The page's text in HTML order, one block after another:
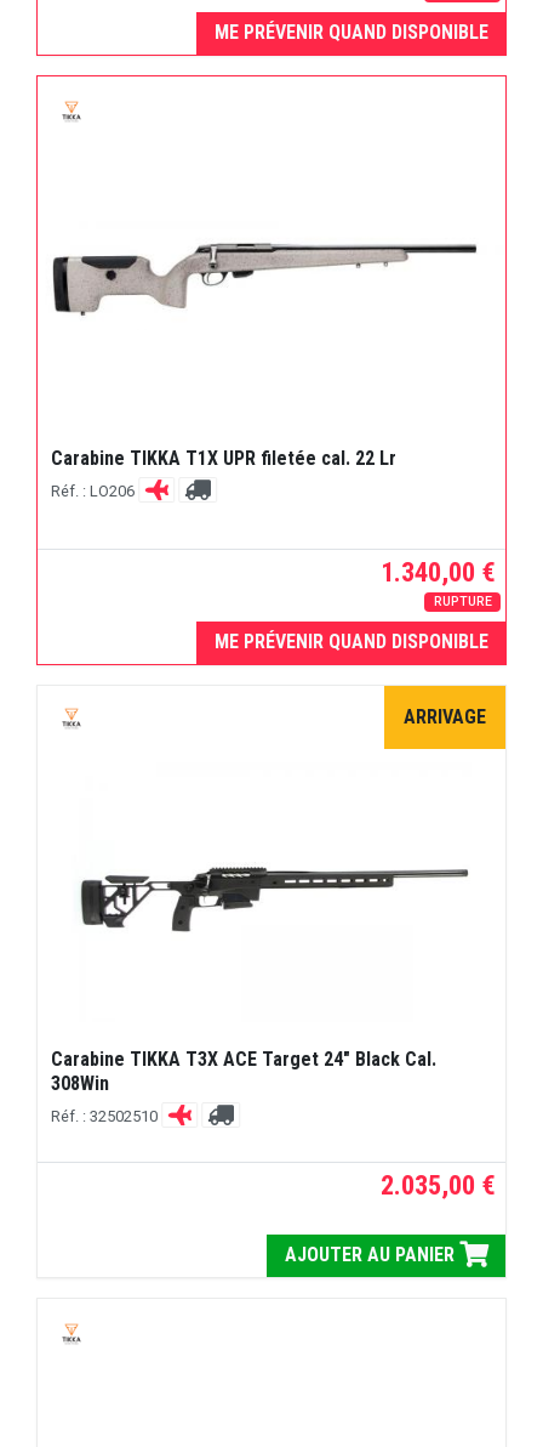
ME PRÉVENIR QUAND DISPONIBLE
Carabine TIKKA T1X UPR filetée cal. 22 Lr
Réf. : LO206
1.340,00 €
RUPTURE
ME PRÉVENIR QUAND DISPONIBLE
ARRIVAGE
Carabine TIKKA T3X ACE Target 24" Black Cal.
308Win
Réf. : 32502510
2.035,00 €
AJOUTER AU PANIER